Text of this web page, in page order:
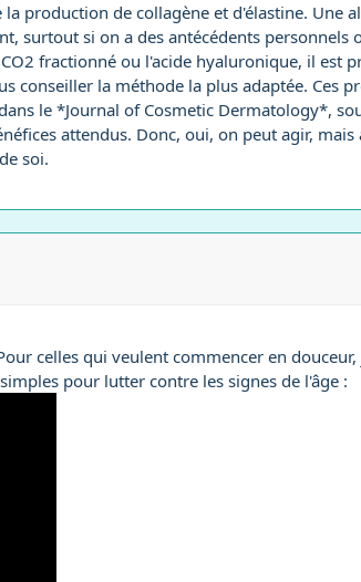
production de collagène et d'élastine. Une
surtout si on a des antécédents
fractionné ou l'acide hyaluronique, il est
la méthode la plus adaptée. Ces
le *Journal of Cosmetic Dermatology*,
attendus. Donc, oui, on peut agir,
soi.
celles qui veulent commencer en
pour lutter contre les signes de l'âge :